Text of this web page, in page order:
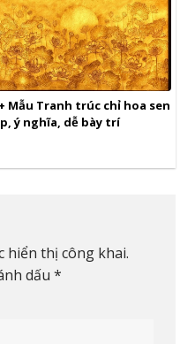
Mẫu Tranh trúc chỉ hoa sen
ý nghĩa, dễ bày trí
hiển thị công khai.
dấu *